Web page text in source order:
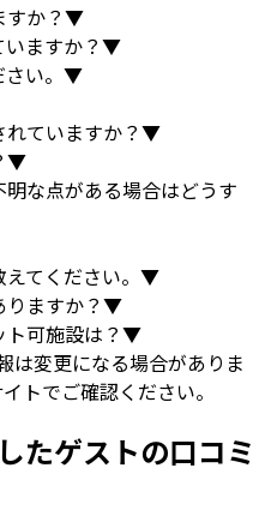
か？▼
ますか？▼
い。 ▼
ていますか？▼
▼
な点がある場合はどうす
てください。 ▼
ますか？▼
可施設は？▼
は変更になる場合がありま
トでご確認ください。
たゲストの口コミ